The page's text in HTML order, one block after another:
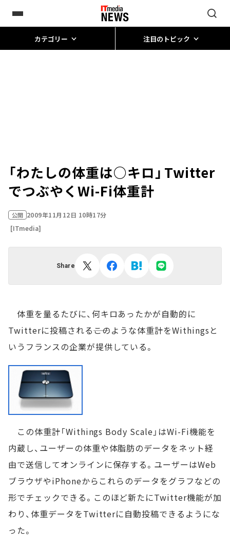
カテゴリー 注目のトピック
「わたしの体重は○キロ」――Twitter
でつぶやくWi-Fi体重計
公開 2009年11月12日 10時17分
[ITmedia]
Share
体重を量るたびに、何キロあったかが自動的に
Twitterに投稿される――このような体重計をWithingsと
いうフランスの企業が提供している。
この体重計「Withings Body Scale」はWi-Fi機能を
内蔵し、ユーザーの体重や体脂肪のデータをネット経
由で送信してオンラインに保存する。ユーザーはWeb
ブラウザやiPhoneからこれらのデータをグラフなどの
形でチェックできる。このほど新たにTwitter機能が加
わり、体重データをTwitterに自動投稿できるようにな
った。